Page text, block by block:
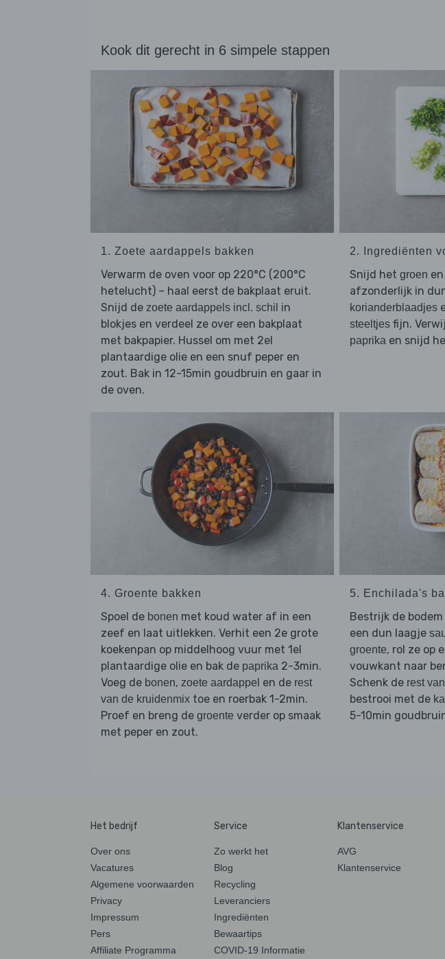
Kook dit gerecht in 6 simpele stappen
1. Zoete aardappels bakken
Verwarm de oven voor op 220°C (200°C
hetelucht) – haal eerst de bakplaat eruit.
Snijd de zoete aardappels incl. schil in
blokjes en verdeel ze over een bakplaat
met bakpapier. Hussel om met 2el
plantaardige olie en een snuf peper en
zout. Bak in 12-15min goudbruin en gaar in
de oven.
2. Ingrediënten
Snijd het groen
afzonderlijk in
korianderblaadjes
steeltjesfijn.
paprikaen snijd
4. Groente bakken
Spoel de bonen met koud water af in een
zeef en laat uitlekken. Verhit een 2e grote
koekenpan op middelhoog vuur met 1el
plantaardige olie en bak de paprika 2-3min.
Voeg de bonen, zoete aardappel en de rest
van de kruidenmix toe en roerbak 1-2min.
Proef en breng de groente verder op smaak
met peper en zout.
5. Enchilada's
Bestrijk de
een dun laagje
groente, rol ze op
vouwkant naar
Schenk de rest
bestrooi met de
5-10min
Het bedrijf
Over ons
Vacatures
Algemene voorwaarden
Privacy
Impressum
Pers
Affiliate Programma
Service
Zo werkt het
Blog
Recycling
Leveranciers
Ingrediënten
Bewaartips
COVID-19 Informatie
Klantenservice
AVG
Klantenservice